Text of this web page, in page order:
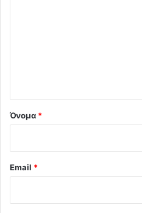
Όνομα *
Email *